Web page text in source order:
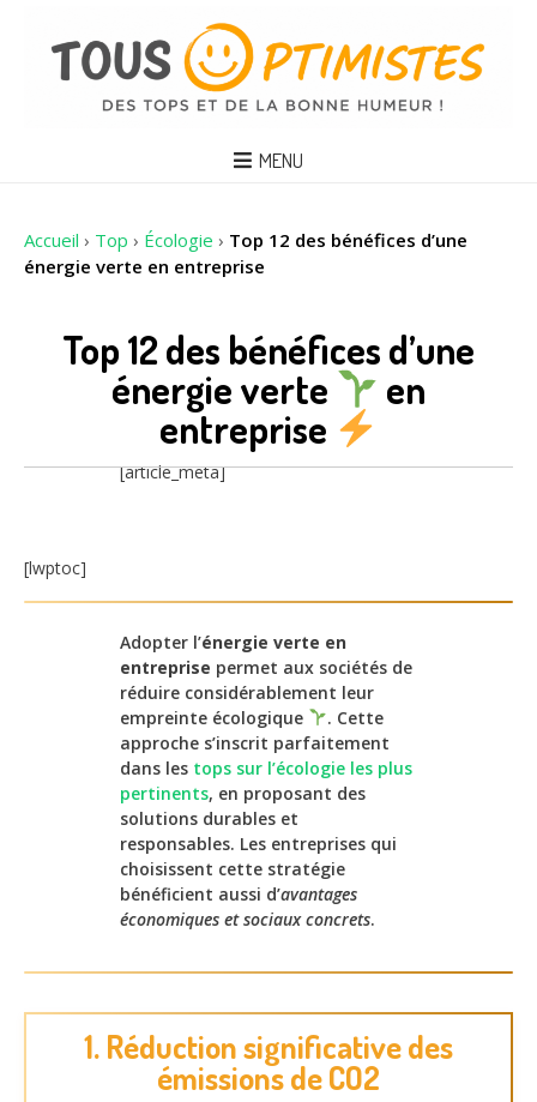
MENU
Accueil › Top › Écologie › Top 12 des bénéfices d’une
énergie verte en entreprise
Top 12 des bénéfices d’une
énergie verte
en
entreprise
[article_meta]
[lwptoc]
Adopter l’énergie verte en
entreprise permet aux sociétés de
réduire considérablement leur
empreinte écologique
. Cette
approche s’inscrit parfaitement
dans les tops sur l’écologie les plus
pertinents, en proposant des
solutions durables et
responsables. Les entreprises qui
choisissent cette stratégie
bénéficient aussi d’avantages
économiques et sociaux concrets.
1. Réduction significative des
émissions de CO2